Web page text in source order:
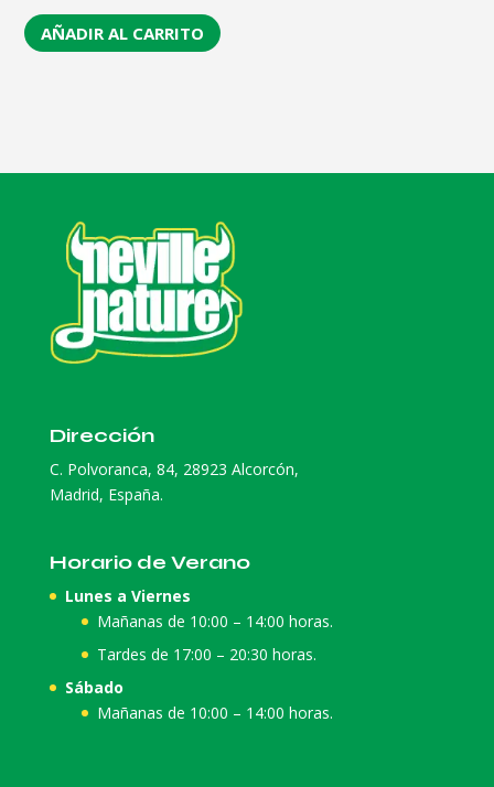
AÑADIR AL CARRITO
Dirección
C. Polvoranca, 84, 28923 Alcorcón,
Madrid, España.
Horario de Verano
Lunes a Viernes
Mañanas de 10:00 – 14:00 horas.
Tardes de 17:00 – 20:30 horas.
Sábado
Mañanas de 10:00 – 14:00 horas.